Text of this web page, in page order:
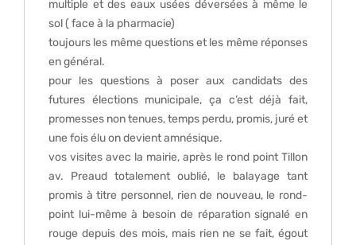
multiple et des eaux usées déversées à même le
sol ( face à la pharmacie)
toujours les même questions et les même réponses
en général.
pour les questions à poser aux candidats des
futures élections municipale, ça c’est déjà fait,
promesses non tenues, temps perdu, promis, juré et
une fois élu on devient amnésique.
vos visites avec la mairie, après le rond point Tillon
av. Preaud totalement oublié, le balayage tant
promis à titre personnel, rien de nouveau, le rond-
point lui-même à besoin de réparation signalé en
rouge depuis des mois, mais rien ne se fait, égout